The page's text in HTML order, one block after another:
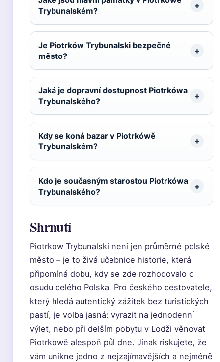
Trybunalském?
Je Piotrków Trybunalski bezpečné
město?
Jaká je dopravní dostupnost Piotrkówa
Trybunalského?
Kdy se koná bazar v Piotrkówě
Trybunalském?
Kdo je současným starostou Piotrkówa
Trybunalského?
Shrnutí
Piotrków Trybunalski není jen průměrné polské
město – je to živá učebnice historie, která
připomíná dobu, kdy se zde rozhodovalo o
osudu celého Polska. Pro českého cestovatele,
který hledá autentický zážitek bez turistických
pastí, je volba jasná: vyrazit na jednodenní
výlet, nebo při delším pobytu v Lodži věnovat
Piotrkówě alespoň půl dne. Jinak riskujete, že
vám unikne jedno z nejzajímavějších a nejméně